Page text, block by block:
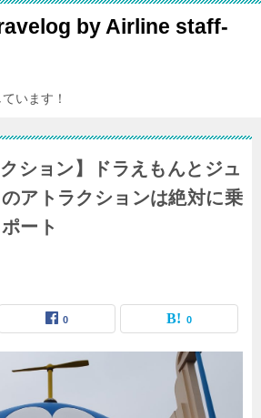
by Airline staff-
います！
ション】ドラえもんとジュ
アトラクションは絶対に乗
ート
0 0